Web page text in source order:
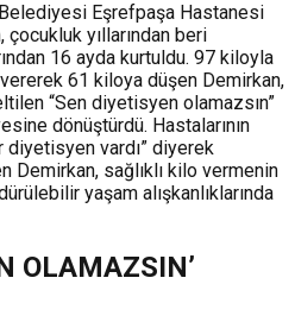
Eşrefpaşa Hastanesi
yıllarından beri
16 ayda kurtuldu. 97 kiloyla
61 kiloya düşen Demirkan,
“Sen diyetisyen olamazsın”
dönüştürdü. Hastalarının
diyetisyen vardı” diyerek
Demirkan, sağlıklı kilo vermenin
yaşam alışkanlıklarında
OLAMAZSIN’